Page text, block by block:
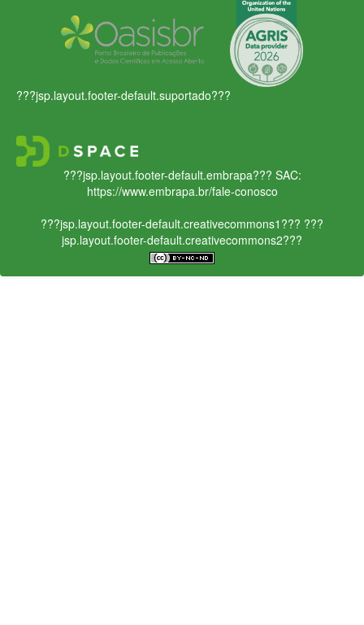
???jsp.layout.footer-default.suportado???
???jsp.layout.footer-default.embrapa??? SAC:
https://www.embrapa.br/fale-conosco
???jsp.layout.footer-default.creativecommons1??? ???
jsp.layout.footer-default.creativecommons2???